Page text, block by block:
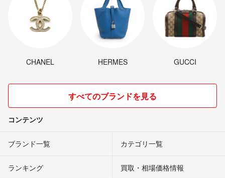
CHANEL HERMES GUCCI
すべてのブランドを見る
コンテンツ
ブランド一覧 カテゴリ一覧
ランキング 買取・相場価格情報